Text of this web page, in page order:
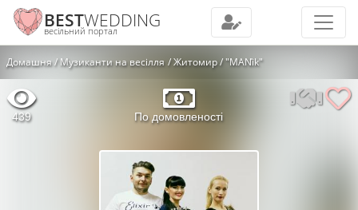
BESTWEDDING
весільний портал
Домашня Музиканти на весілля Житомир "MANі́k"
439 По домовленості